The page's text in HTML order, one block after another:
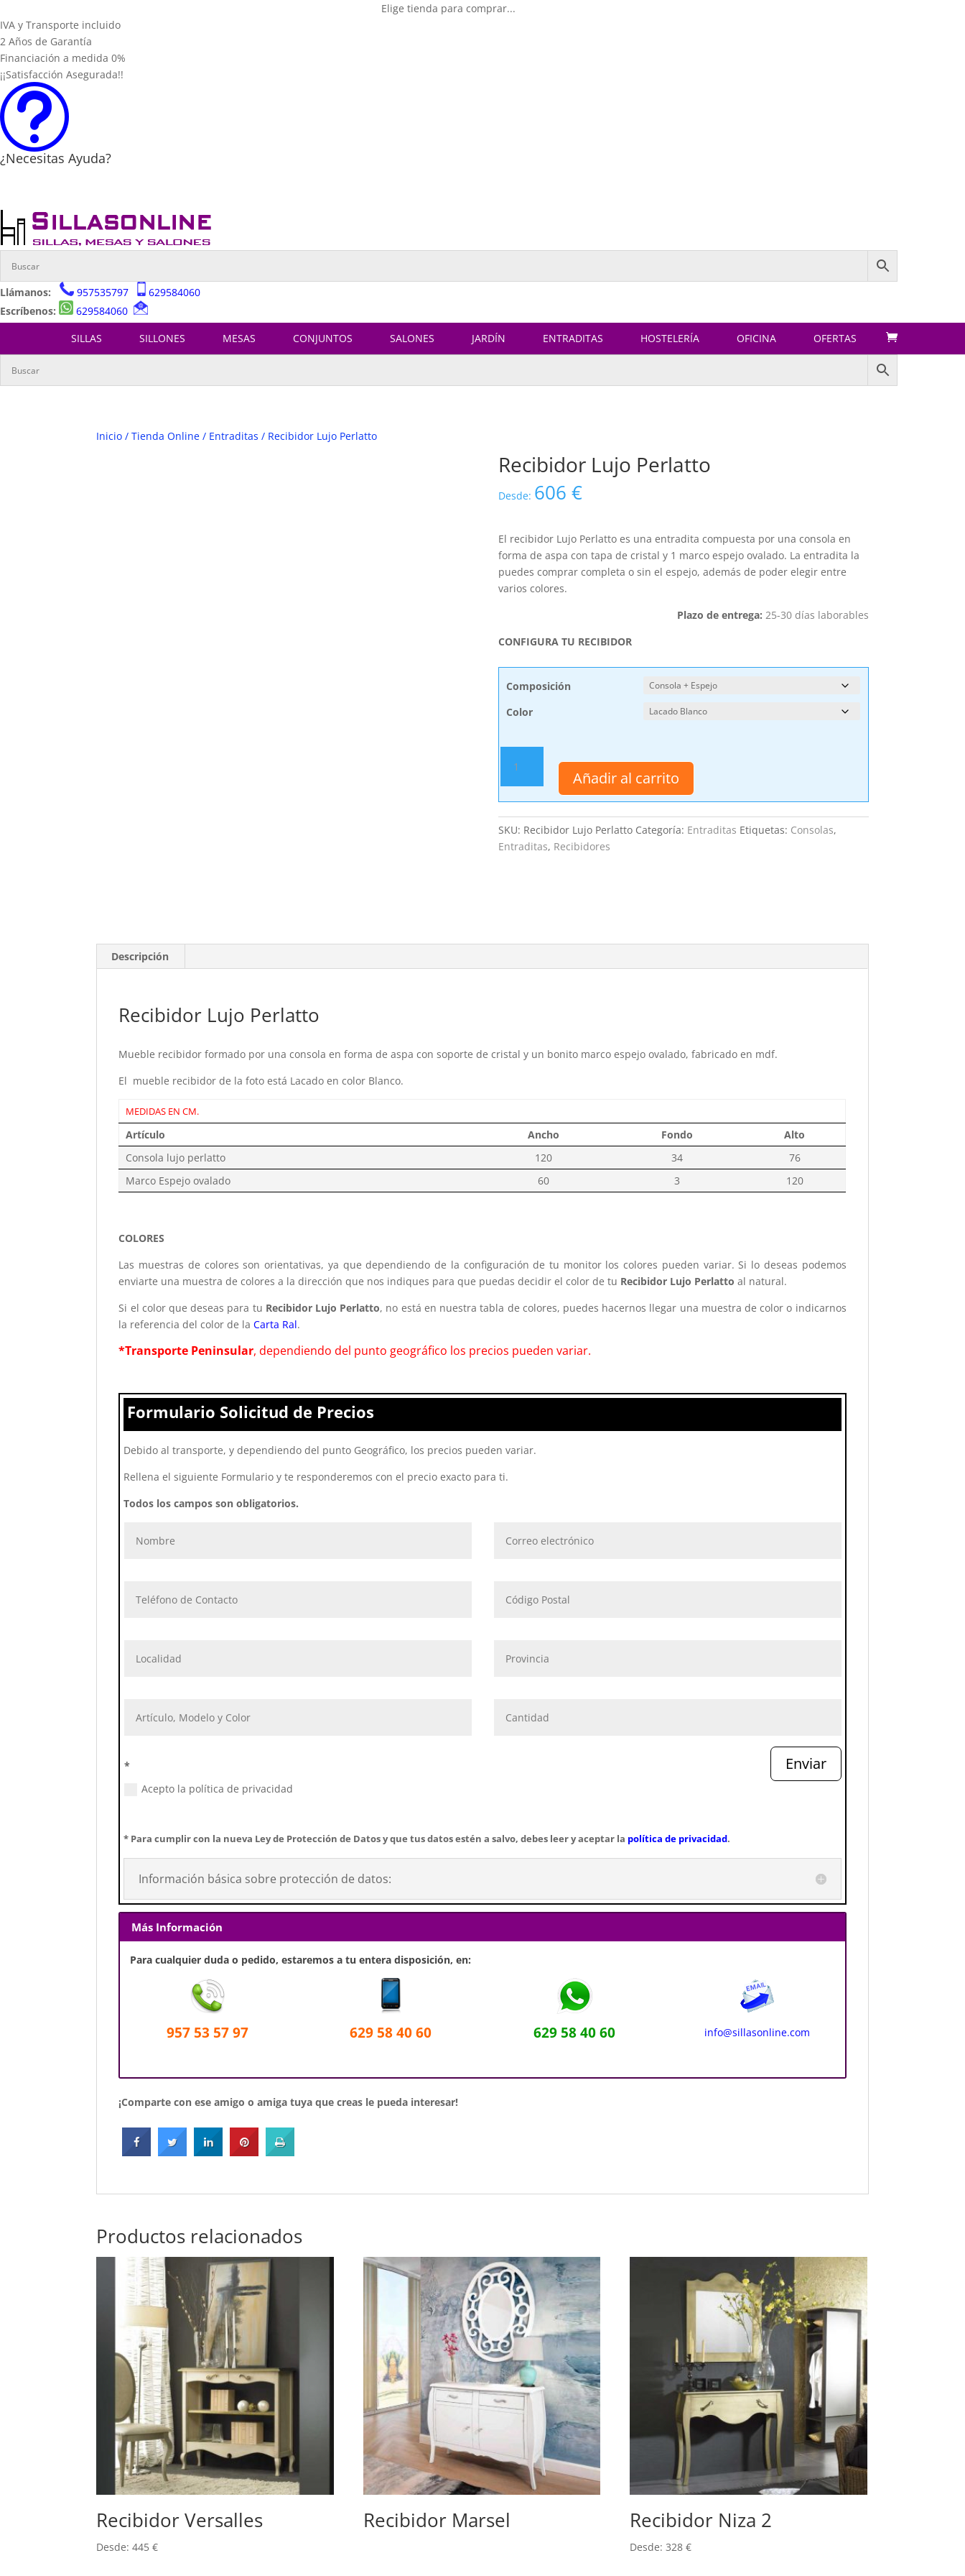
Elige tienda para comprar...
IVA y Transporte incluido
2 Años de Garantía
Financiación a medida 0%
¡¡Satisfacción Asegurada!!
t
¿Necesitas Ayuda?
Llámanos: 957535797
629584060
Escríbenos:
629584060
SILLAS SILLONES MESAS CONJUNTOS SALONES JARDÍN ENTRADITAS HOSTELERÍA OFICINA OFERTAS
Inicio /Tienda Online / Entraditas / Recibidor Lujo Perlatto
Recibidor Lujo Perlatto
Desde: 606 €
El recibidor Lujo Perlatto es una entradita compuesta por una consola en
forma de aspa con tapa de cristal y 1 marco espejo ovalado. La entradita la
puedes comprar completa o sin el espejo, además de poder elegir entre
varios colores.
Plazo de entrega: 25-30 días laborables
CONFIGURA TU RECIBIDOR
Composición
Color
Lujo
Perlatto
cantidad
Añadir al carrito
SKU: Recibidor Lujo Perlatto Categoría: Entraditas Etiquetas: Consolas,
Entraditas, Recibidores
Descripción
Recibidor Lujo Perlatto
Mueble recibidor formado por una consola en forma de aspa con soporte de cristal y un bonito marco espejo ovalado, fabricado en mdf.
El mueble recibidor de la foto está Lacado en color Blanco.
MEDIDAS EN CM.
Artículo Ancho Fondo
Alto
Consola lujo perlatto
120 34
76
Marco Espejo ovalado
60 3 120
COLORES
Las muestras de colores son orientativas, ya que dependiendo de la configuración de tu monitor los colores pueden variar. Si lo deseas podemos
enviarte una muestra de colores a la dirección que nos indiques para que puedas decidir el color de tu Recibidor Lujo Perlattoal natural.
Si el color que deseas para tu Recibidor Lujo Perlatto, no está en nuestra tabla de colores, puedes hacernos llegar una muestra de color o indicarnos
la referencia del color de laCarta Ral.
*Transporte Peninsular, dependiendo del punto geográfico los precios pueden variar.
Formulario Solicitud de Precios
Debido al transporte, y dependiendo del punto Geográfico, los precios pueden variar.
Rellena el siguiente Formulario y te responderemos con el precio exacto para ti.
Todos los campos son obligatorios.
*
Acepto la política de privacidad
Enviar
* Para cumplir con la nueva Ley de Protección de Datos y que tus datos estén a salvo, debes leer y aceptar la política de privacidad.
Información básica sobre protección de datos:
Más Información
Para cualquier duda o pedido, estaremos a tu entera disposición, en:
957 53 57 97 629 58 40 60 629 58 40 60 info@sillasonline.com
¡Comparte con ese amigo o amiga tuya que creas le pueda interesar!
Productos relacionados
Recibidor Versalles
Desde:445€
Recibidor Marsel Recibidor Niza 2
Desde:328€